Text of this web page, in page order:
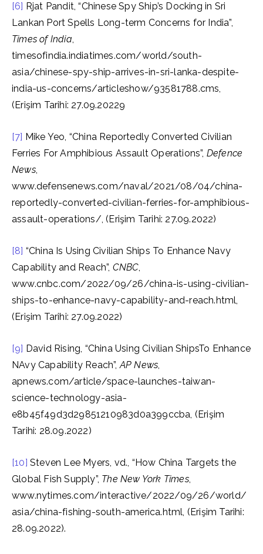
[6] Rjat Pandit, “Chinese Spy Ship’s Docking in Sri
Lankan Port Spells Long-term Concerns for India”,
Times of India,
timesofindia.indiatimes.com/world/south-
asia/chinese-spy-ship-arrives-in-sri-lanka-despite-
india-us-concerns/articleshow/93581788.cms,
(Erişim Tarihi: 27.09.20229
[7] Mike Yeo, “China Reportedly Converted Civilian
Ferries For Amphibious Assault Operations”, Defence
News,
www.defensenews.com/naval/2021/08/04/china-
reportedly-converted-civilian-ferries-for-amphibious-
assault-operations/, (Erişim Tarihi: 27.09.2022)
[8] “China Is Using Civilian Ships To Enhance Navy
Capability and Reach”, CNBC,
www.cnbc.com/2022/09/26/china-is-using-civilian-
ships-to-enhance-navy-capability-and-reach.html,
(Erişim Tarihi: 27.09.2022)
[9] David Rising, “China Using Civilian ShipsTo Enhance
NAvy Capability Reach”,AP News,
apnews.com/article/space-launches-taiwan-
science-technology-asia-
e8b45f49d3d29851210983d0a399ccba, (Erişim
Tarihi: 28.09.2022)
[10] Steven Lee Myers, vd., “How China Targets the
Global Fish Supply”, The New York Times,
www.nytimes.com/interactive/2022/09/26/world/
asia/china-fishing-south-america.html, (Erişim Tarihi:
28.09.2022).